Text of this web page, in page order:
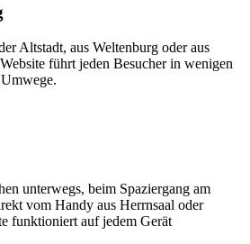
Altstadt, aus Weltenburg oder aus
führt jeden Besucher in wenigen
unterwegs, beim Spaziergang am
vom Handy aus Herrnsaal oder
funktioniert auf jedem Gerät